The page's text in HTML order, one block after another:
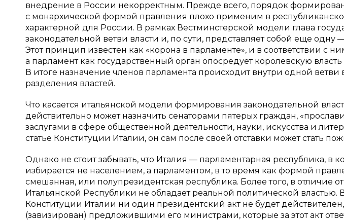
внедрение в России некорректным. Прежде всего, порядок
с монархической формой правления плохо применим в
характерной для России. В рамках Вестминстерской модели глава
законодательной ветви власти и, по сути, представляет собой еще одну
Этот принцип известен как «корона в парламенте», и в соответствии с
а парламент как государственный орган опосредует королевскую
В итоге назначение членов парламента происходит внутри одной
разделения властей.
Что касается итальянской модели формирования законодательной
действительно может назначить сенаторами пятерых граждан,
заслугами в сфере общественной деятельности, науки, искусства и
статье Конституции Италии, он сам после своей отставки может стать
Однако не стоит забывать, что Италия — парламентарная республика, в
избирается не населением, а парламентом, в то время как формой
смешанная, или полупрезидентская республика. Более того, в отличие
Итальянской Республики не обладает реальной политической властью. В
Конституции Италии ни один президентский акт не будет
(завизирован) предложившими его министрами, которые за этот акт